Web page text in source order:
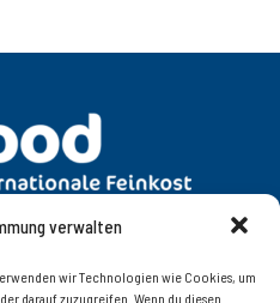
verwalten
wir Technologien wie Cookies, um
darauf zuzugreifen. Wenn du diesen